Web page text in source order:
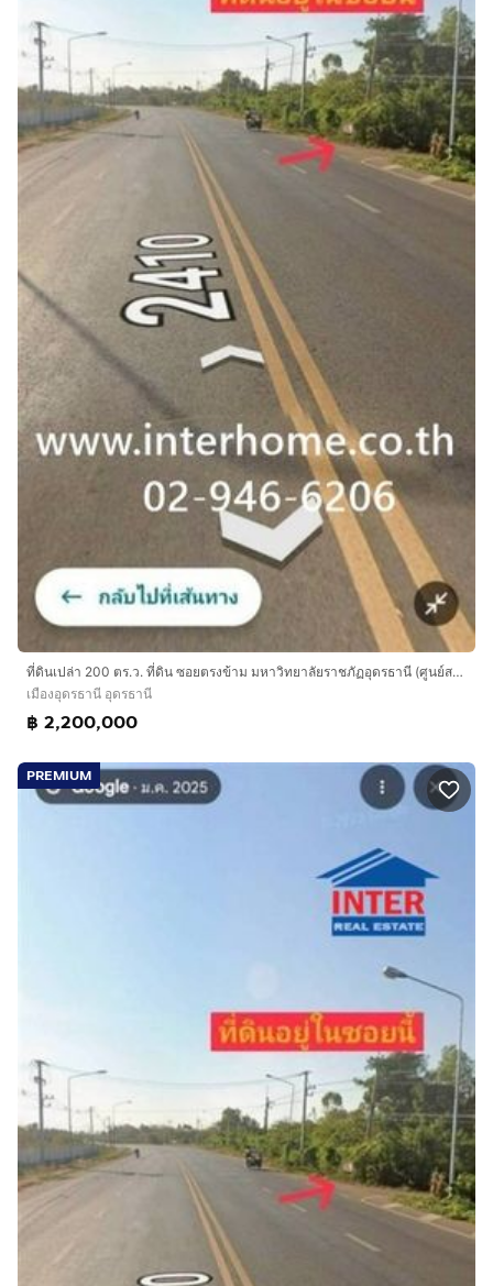
ที่ดินเปล่า 200 ตร.ว. ที่ดิน ซอยตรงข้าม มหาวิทยาลัยราชภัฏอุดรธานี (ศูนย์สามพร้าว) ถนนทางหลวงหมายเลข2410 เมืองอุดรธานี อุดรธานี
เมืองอุดรธานี อุดรธานี
฿ 2,200,000
PREMIUM